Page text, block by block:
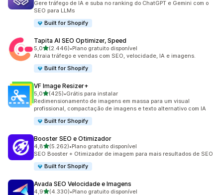
Gere tráfego de IA e suba no ranking do ChatGPT e Gemini com o
SEO para LLMs
Built for Shopify
Tapita AI SEO Optimizer, Speed
5,0de 5 estrelas
(2.446)
2446 avaliações ao todo
•Plano gratuito disponível
Atraia tráfego e vendas com SEO, velocidade, IA e imagens.
Built for Shopify
VF Image Resizer+
5,0de 5 estrelas
(425)
425 avaliações ao todo
•Grátis para instalar
Redimensionamento de imagens em massa para um visual
profissional, compactação de imagens e texto alternativo com IA
Built for Shopify
Booster SEO e Otimizador
4,8de 5 estrelas
(5.262)
5262 avaliações ao todo
•Plano gratuito disponível
SEO Booster + Otimizador de imagem para mais resultados de SEO
Built for Shopify
Avada SEO Velocidade e Imagens
4,9de 5 estrelas
(4.330)•Plano gratuito disponível